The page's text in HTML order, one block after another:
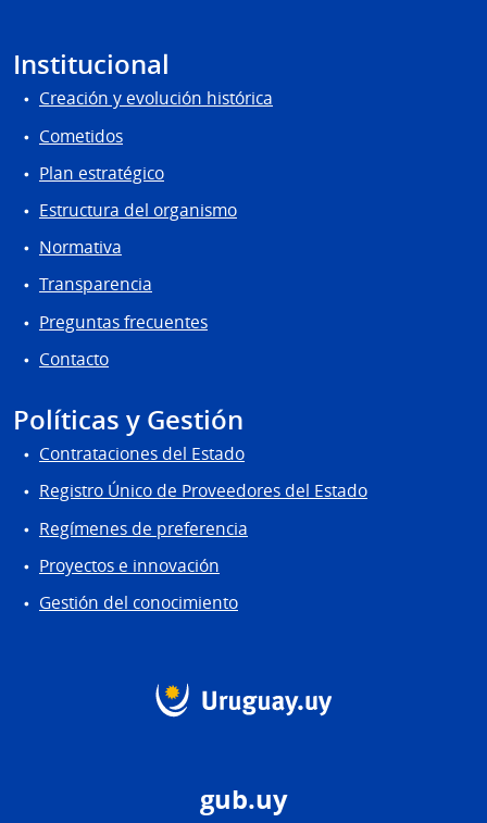
Institucional
Creación y evolución histórica
Cometidos
Plan estratégico
Estructura del organismo
Normativa
Transparencia
Preguntas frecuentes
Contacto
Políticas y Gestión
Contrataciones del Estado
Registro Único de Proveedores del Estado
Regímenes de preferencia
Proyectos e innovación
Gestión del conocimiento
gub.uy